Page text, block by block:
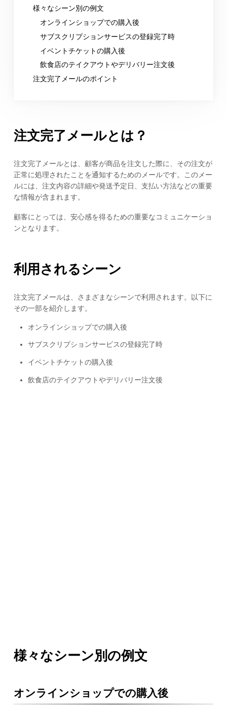
様々なシーン別の例文
オンラインショップでの購入後
サブスクリプションサービスの登録完了時
イベントチケットの購入後
飲食店のテイクアウトやデリバリー注文後
注文完了メールのポイント
注文完了メールとは？
注文完了メールとは、顧客が商品を注文した際に、その注文が
正常に処理されたことを通知するためのメールです。このメー
ルには、注文内容の詳細や発送予定日、支払い方法などの重要
な情報が含まれます。
顧客にとっては、安心感を得るための重要なコミュニケーショ
ンとなります。
利用されるシーン
注文完了メールは、さまざまなシーンで利用されます。以下に
その一部を紹介します。
オンラインショップでの購入後
サブスクリプションサービスの登録完了時
イベントチケットの購入後
飲食店のテイクアウトやデリバリー注文後
様々なシーン別の例文
オンラインショップでの購入後